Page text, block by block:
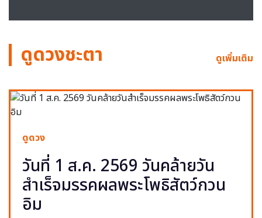
ดูดวงชะตา ดูเพิ่มเติม
ดูดวง
วันที่ 1 ส.ค. 2569 วันคล้ายวัน
สำเร็จมรรคผลพระโพธิสัตว์กวน
อิม